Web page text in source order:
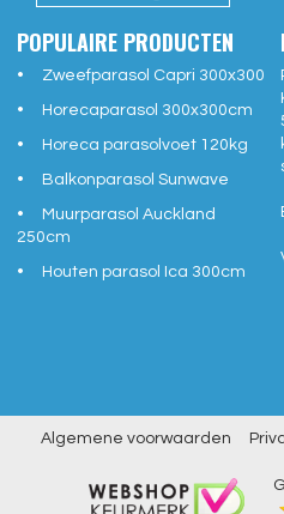
POPULAIRE PRODUCTEN
Zweefparasol Capri 300x300
Horecaparasol 300x300cm
Horeca parasolvoet 120kg
Balkonparasol Sunwave
Muurparasol Auckland
250cm
Houten parasol Ica 300cm
Algemene voorwaarden